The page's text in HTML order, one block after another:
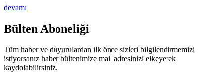
devamı
Bülten Aboneliği
Tüm haber ve duyurulardan ilk önce sizleri bilgilendirmemizi
istiyorsanız haber bültenimize mail adresinizi elkeyerek
kaydolabilirsiniz.